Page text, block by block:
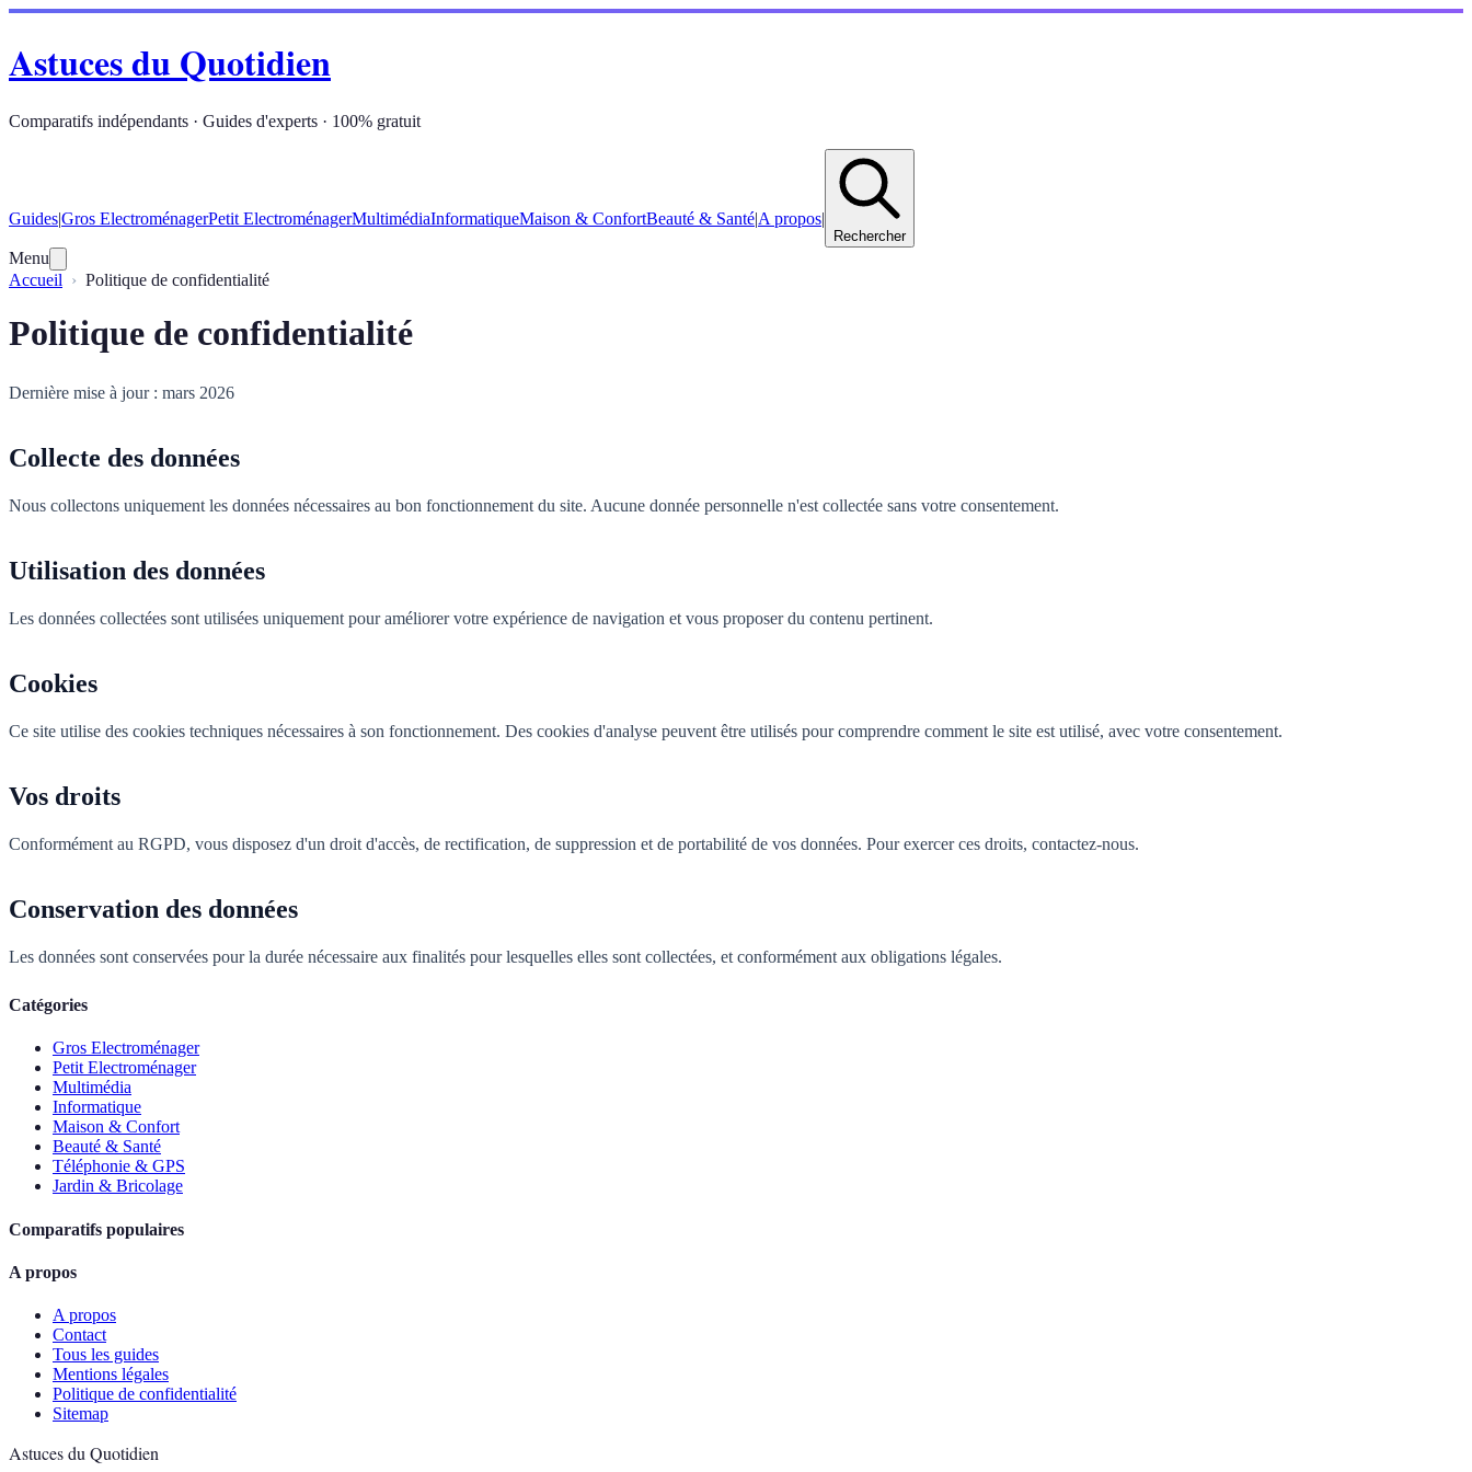
Astuces du Quotidien
Comparatifs indépendants · Guides d'experts · 100% gratuit
Guides|Gros ElectroménagerPetit ElectroménagerMultimédiaInformatiqueMaison & ConfortBeauté & Santé|A propos|
Rechercher
Menu
Accueil
Politique de confidentialité
Politique de confidentialité
Dernière mise à jour : mars 2026
Collecte des données
Nous collectons uniquement les données nécessaires au bon fonctionnement du site. Aucune donnée personnelle n'est collectée sans votre consentement.
Utilisation des données
Les données collectées sont utilisées uniquement pour améliorer votre expérience de navigation et vous proposer du contenu pertinent.
Cookies
Ce site utilise des cookies techniques nécessaires à son fonctionnement. Des cookies d'analyse peuvent être utilisés pour comprendre comment le site est utilisé, avec votre consentement.
Vos droits
Conformément au RGPD, vous disposez d'un droit d'accès, de rectification, de suppression et de portabilité de vos données. Pour exercer ces droits, contactez-nous.
Conservation des données
Les données sont conservées pour la durée nécessaire aux finalités pour lesquelles elles sont collectées, et conformément aux obligations légales.
Catégories
Gros Electroménager
Petit Electroménager
Multimédia
Informatique
Maison & Confort
Beauté & Santé
Téléphonie & GPS
Jardin & Bricolage
Comparatifs populaires
A propos
A propos
Contact
Tous les guides
Mentions légales
Politique de confidentialité
Sitemap
Astuces du Quotidien